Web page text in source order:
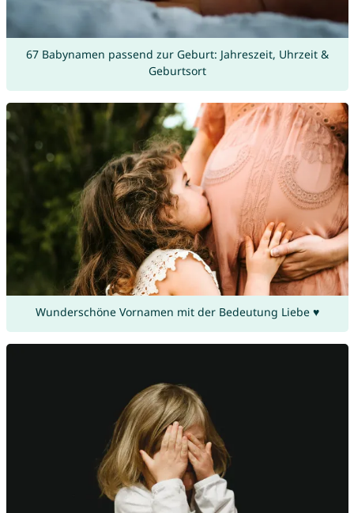
67 Babynamen passend zur Geburt: Jahreszeit, Uhrzeit &
Geburtsort
Wunderschöne Vornamen mit der Bedeutung Liebe ♥